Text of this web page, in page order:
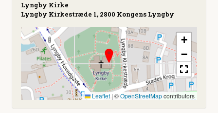
Lyngby Kirke
Lyngby Kirkestræde 1, 2800 Kongens Lyngby
+
−
Leaflet | ©OpenStreetMapcontributors